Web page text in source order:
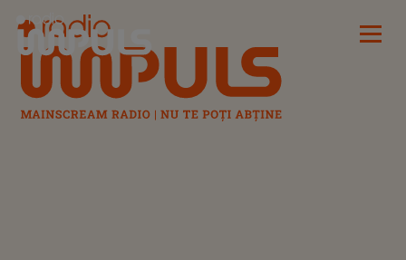
Radio Impuls